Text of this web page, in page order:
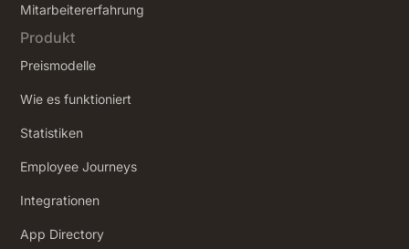
‍Mitarbeitererfahrung
Produkt
Preismodelle
Wie es funktioniert
Statistiken
Employee Journeys
Integrationen
App Directory